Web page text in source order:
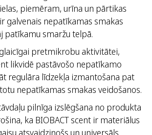
piemēram, urīna un pārtikas
galvenais nepatīkamas smakas
patīkamu smaržu telpā.
pretmikrobu aktivitātei,
likvidē pastāvošo nepatīkamo
regulāra līdzekļa izmantošana pat
nepatīkamas smakas veidošanos.
pilnīga izslēgšana no produkta
ka BIOBACT scent ir materiālus